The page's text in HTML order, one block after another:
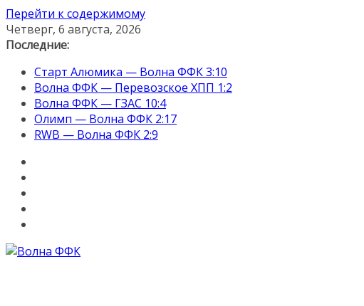
Перейти к содержимому
Четверг, 6 августа, 2026
Последние:
Старт Алюмика — Волна ФФК 3:10
Волна ФФК — Перевозское ХПП 1:2
Волна ФФК — ГЗАС 10:4
Олимп — Волна ФФК 2:17
RWB — Волна ФФК 2:9